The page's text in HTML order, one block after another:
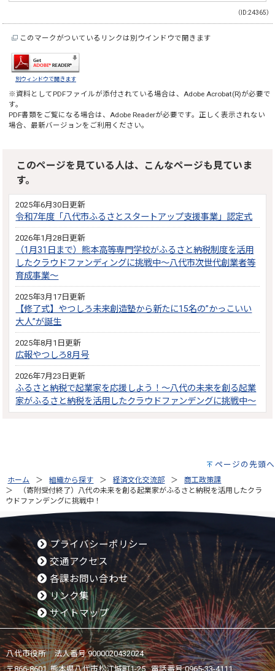
（ID:24365）
このマークがついているリンクは別ウインドウで開きます
別ウィンドウで開きます
※資料としてPDFファイルが添付されている場合は、Adobe Acrobat(R)が必要で
す。
PDF書類をご覧になる場合は、Adobe Readerが必要です。正しく表示されない
場合、最新バージョンをご利用ください。
このページを見ている人は、こんなページも見ていま
す。
2025年6月30日更新
令和7年度「八代市ふるさとスタートアップ支援事業」認定式
2026年1月28日更新
（1月31日まで）熊本高等専門学校がふるさと納税制度を活用
したクラウドファンディングに挑戦中～八代市次世代創業者等
育成事業～
2025年3月17日更新
【修了式】やつしろ未来創造塾から新たに15名の”かっこいい
大人”が誕生
2025年8月1日更新
広報やつしろ8月号
2026年7月23日更新
ふるさと納税で起業家を応援しよう！～八代の未来を創る起業
家がふるさと納税を活用したクラウドファンデングに挑戦中～
ページの先頭へ
ホーム 組織から探す 経済文化交流部
商工政策課
（寄附受付終了）八代の未来を創る起業家がふるさと納税を活用したクラ
ウドファンデングに挑戦中！
プライバシーポリシー
交通アクセス
各課お問い合わせ
リンク集
サイトマップ
八代市役所 法人番号 9000020432024
〒866-8601 熊本県八代市松江城町1-25 電話番号:0965-33-4111